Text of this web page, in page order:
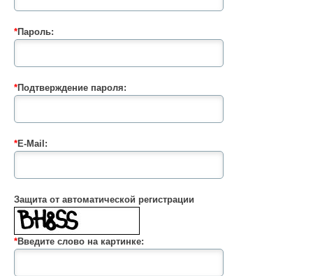
*Пароль:
*Подтверждение пароля:
*E-Mail:
Защита от автоматической регистрации
*Введите слово на картинке: